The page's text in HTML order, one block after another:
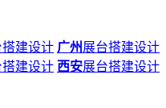
搭建设计 广州展台搭建设计
搭建设计 西安展台搭建设计